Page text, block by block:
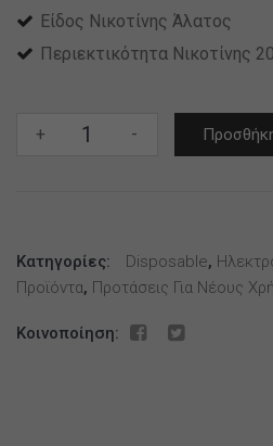
Είδος Νικοτίνης Άλατος
Περιεκτικότητα Νικοτίνης
+
Smarter
Ice
2x2ml
ποσότητα
-
Κατηγορίες: Disposable,
Προϊόντα, Προτάσεις Για Νέους
Κοινοποίηση: